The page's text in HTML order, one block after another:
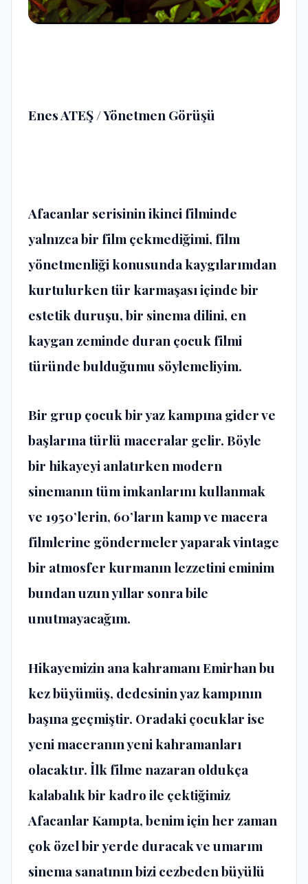
Enes ATEŞ / Yönetmen Görüşü
Afacanlar serisinin ikinci filminde
yalnızca bir film çekmediğimi, film
yönetmenliği konusunda kaygılarımdan
kurtulurken tür karmaşası içinde bir
estetik duruşu, bir sinema dilini, en
kaygan zeminde duran çocuk filmi
türünde bulduğumu söylemeliyim.
Bir grup çocuk bir yaz kampına gider ve
başlarına türlü maceralar gelir. Böyle
bir hikayeyi anlatırken modern
sinemanın tüm imkanlarını kullanmak
ve 1950’lerin, 60’ların kamp ve macera
filmlerine göndermeler yaparak vintage
bir atmosfer kurmanın lezzetini eminim
bundan uzun yıllar sonra bile
unutmayacağım.
Hikayemizin ana kahramanı Emirhan bu
kez büyümüş, dedesinin yaz kampının
başına geçmiştir. Oradaki çocuklar ise
yeni maceranın yeni kahramanları
olacaktır. İlk filme nazaran oldukça
kalabalık bir kadro ile çektiğimiz
Afacanlar Kampta, benim için her zaman
çok özel bir yerde duracak ve umarım
sinema sanatının bizi cezbeden büyülü